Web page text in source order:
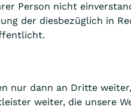
Person nicht
der diesbezüglich in
nur dann an Dritte weiter,
weiter, die unsere